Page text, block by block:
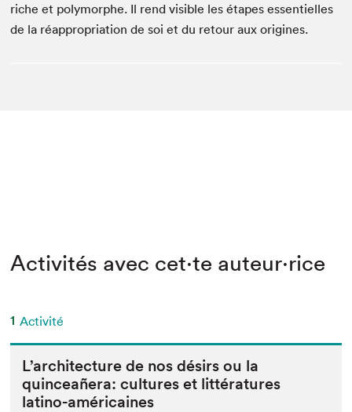
riche et polymorphe. Il rend visible les étapes essentielles
de la réappropriation de soi et du retour aux origines.
Activités avec cet·te auteur·rice
1 Activité
L’ar­chi­tec­ture de nos désirs ou la
quinceañera: cul­tures et lit­téra­tures
latino-américaines